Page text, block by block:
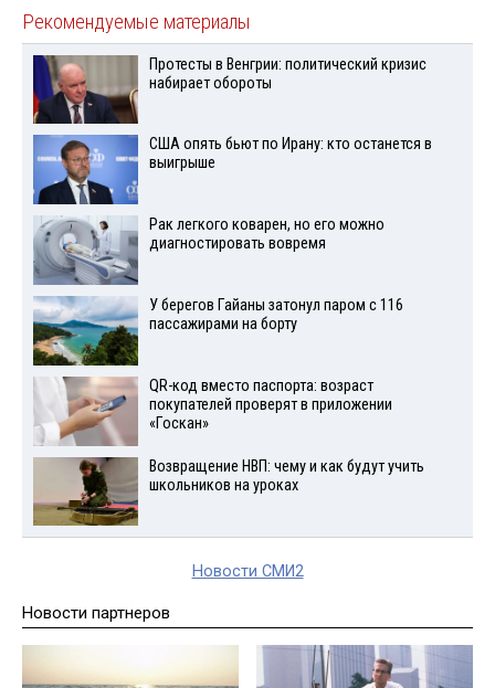
Рекомендуемые материалы
Протесты в Венгрии: политический кризис
набирает обороты
США опять бьют по Ирану: кто останется в
выигрыше
Рак легкого коварен, но его можно
диагностировать вовремя
У берегов Гайаны затонул паром с 116
пассажирами на борту
QR-код вместо паспорта: возраст
покупателей проверят в приложении
«Госкан»
Возвращение НВП: чему и как будут учить
школьников на уроках
Новости СМИ2
Новости партнеров